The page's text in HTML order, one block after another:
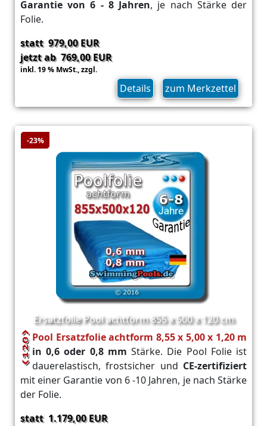
Garantie von 6 - 8 Jahren, je nach Stärke der
Folie.
statt 979,00 EUR
jetzt ab 769,00 EUR
inkl. 19 % MwSt.,zzgl.
Details zum Merkzettel
-23%
Ersatzfolie Pool achtform 855 x 500 x 120 cm
Pool Ersatzfolie achtform 8,55 x 5,00 x 1,20 m
in 0,6 oder 0,8 mm Stärke. Die Pool Folie ist
dauerelastisch, frostsicher und CE-zertifiziert
mit einer Garantie von 6 -10 Jahren, je nach Stärke
der Folie.
statt 1.179,00 EUR